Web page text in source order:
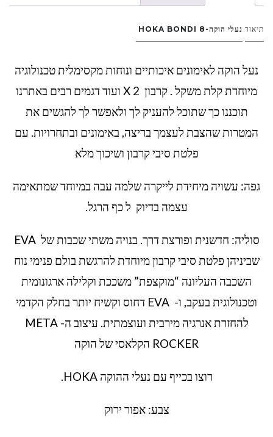
תיאור נעלי הוקה- HOKA BONDI 8
נעל הוקה לאימונים איכותיים ונוחות מקסימלית טכנולוגיה
מיוחדת קלת משקל . קרבון X 2 ועוד דגמים רבים באתרנו
תוכננו כך שתוכל להעניק לך ולאפשר לך להגשים את
המטרות שהצבת לעצמך בריצה, באימונים ובתחרויות. עם
פלטת סיבי קרבון ושיכוך מלא
גפה: עשויה מיחידת לייקרה שלמה עבה במיוחד שמתאימה
עצמה בדיוק ל כף הרגל.
סוליה: חדשנית ופורצת דרך. בנויה משתי שכבות של EVA
שביניהן פלטת סיבי קרבון מיוחדת להרגשת בולם פנימי נוח
השכבה העליונה “מוקצפת” משככת וקלילה ארגונומית
וטכנולוגית בעקב, ו- EVA דחוס וקשיח יותר בחלק הקדמי
להחזרת אנרגיה מירבית ועוצמתית. עיצוב ה- META
ROCKER הקלאסי של הוקה
רוצו בכייף עם נעלי ההוקה HOKA.
צבע: אפור ירוק